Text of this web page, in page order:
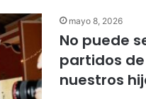
mayo 8, 2026
No puede
partidos
nuestros